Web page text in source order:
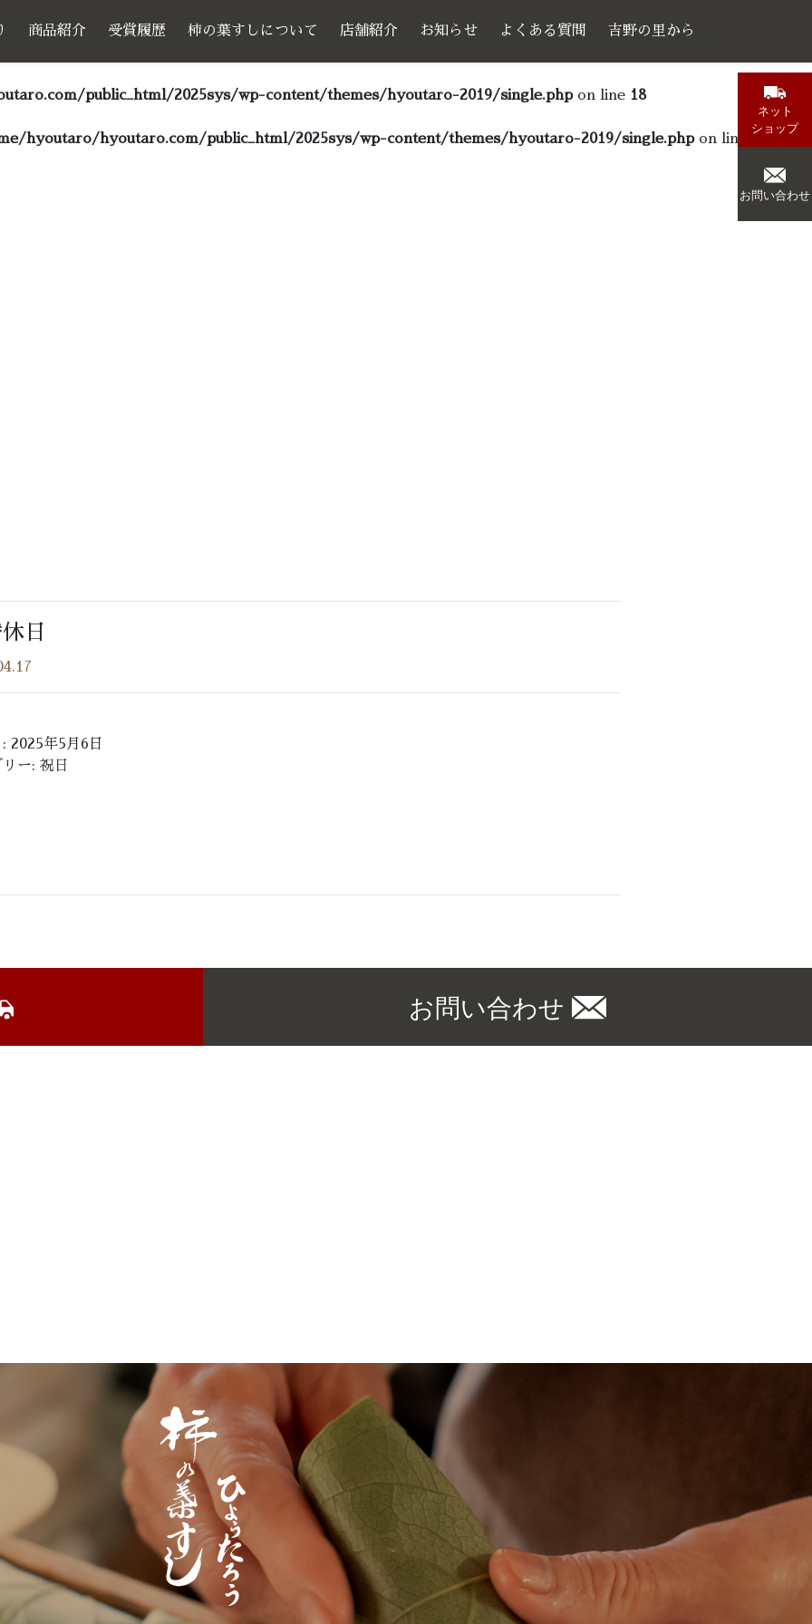
ネット
ショップ
お問い合わせ
商品紹介 受賞履歴 柿の葉すしについて 店舗紹介 お知らせ よくある質問 吉野の里から
public_html/2025sys/wp-content/themes/hyoutaro-2019/single.phpon line 18
hyoutaro/hyoutaro.com/public_html/2025sys/wp-content/themes/hyoutaro-2019/single.phpon line
2025sys/wp-
on null in
2025sys/wp-
日
2025年5月6日
リー: 祝日
お問い合わせ